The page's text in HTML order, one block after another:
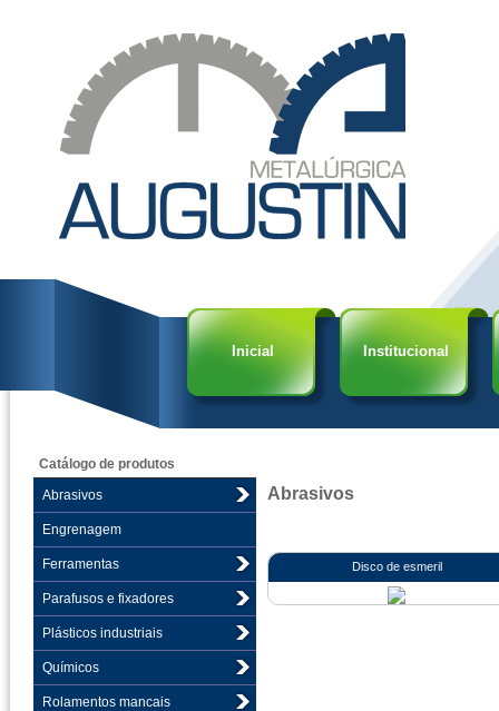
Inicial Institucional
Catálogo de produtos
Abrasivos
Engrenagem
Ferramentas
Parafusos e fixadores
Plásticos industriais
Químicos
Rolamentos mancais
Abrasivos
Disco de esmeril